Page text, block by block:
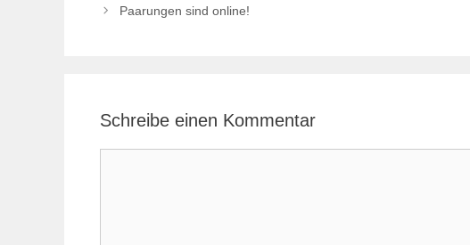
Paarungen sind online!
Schreibe einen Kommentar